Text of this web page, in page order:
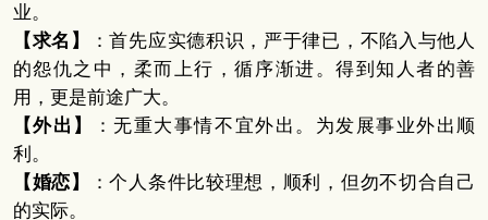
业。
【求名】
：首先应实德积识，严于律已，不陷入与他人
的怨仇之中，柔而上行，循序渐进。得到知人者的善
用，更是前途广大。
【外出】
：无重大事情不宜外出。为发展事业外出顺
利。
【婚恋】
：个人条件比较理想，顺利，但勿不切合自己
的实际。